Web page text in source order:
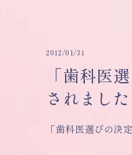
2012/01/31
「歯科医
されました
「歯科医選びの決